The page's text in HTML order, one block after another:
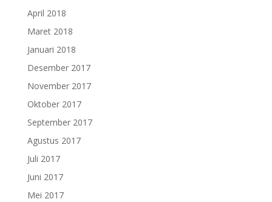
April 2018
Maret 2018
Januari 2018
Desember 2017
November 2017
Oktober 2017
September 2017
Agustus 2017
Juli 2017
Juni 2017
Mei 2017